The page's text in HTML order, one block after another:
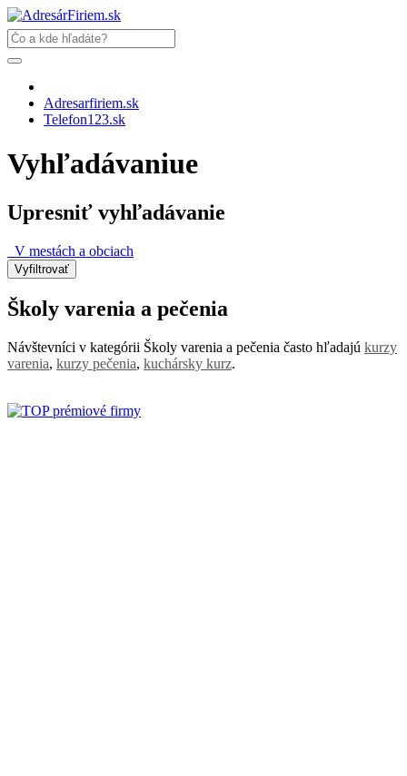
Adresarfiriem.sk
Telefon123.sk
Vyhľadávaniue
Upresniť vyhľadávanie
V mestách a obciach
Školy varenia a pečenia
Návštevníci v kategórii Školy varenia a pečenia často hľadajú kurzy
varenia, kurzy pečenia, kuchársky kurz.